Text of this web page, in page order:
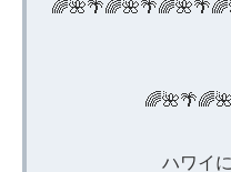
ハワイ